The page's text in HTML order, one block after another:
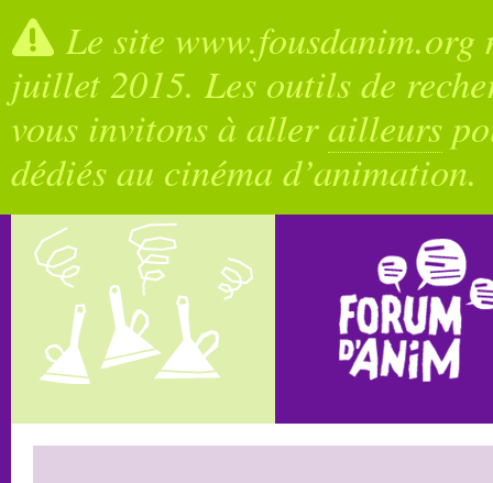
Le site
juillet 2015. Les outils de
vous invitons à allerailleurs
dédiés au cinéma d’animation.